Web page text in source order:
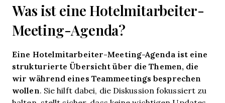
Was ist eine Hotelmitarbeiter-
Meeting-Agenda?
Eine Hotelmitarbeiter-Meeting-Agenda ist eine
strukturierte Übersicht über die Themen, die
wir während eines Teammeetings besprechen
wollen. Sie hilft dabei, die Diskussion fokussiert zu